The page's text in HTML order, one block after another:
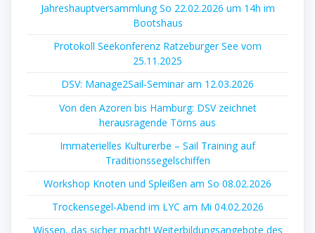
Jahreshauptversammlung So 22.02.2026 um 14h im
Bootshaus
Protokoll Seekonferenz Ratzeburger See vom
25.11.2025
DSV: Manage2Sail-Seminar am 12.03.2026
Von den Azoren bis Hamburg: DSV zeichnet
herausragende Törns aus
Immaterielles Kulturerbe – Sail Training auf
Traditionssegelschiffen
Workshop Knoten und Spleißen am So 08.02.2026
Trockensegel-Abend im LYC am Mi 04.02.2026
Wissen, das sicher macht! Weiterbildungsangebote des